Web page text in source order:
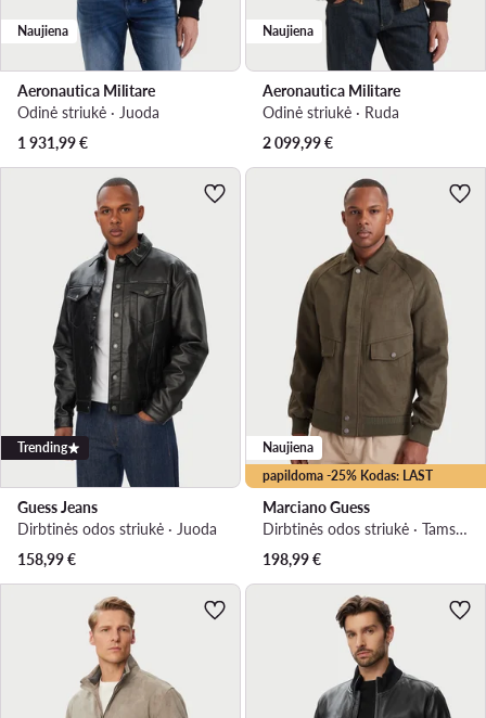
Naujiena
Aeronautica Militare
Odinė striukė · Juoda
1 931,99€
Naujiena
Aeronautica Militare
Odinė striukė · Ruda
2 099,99€
Trending
Guess Jeans
Dirbtinės odos striukė · Juoda
158,99€
papildoma -25% Kodas: LAST
Naujiena
Marciano Guess
Dirbtinės odos striukė · Tamsiai žalia
198,99€